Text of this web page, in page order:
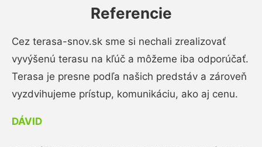
Referencie
Cez terasa-snov.sk sme si nechali zrealizovať
vyvýšenú terasu na kľúč a môžeme iba odporúčať.
Terasa je presne podľa našich predstáv a zároveň
vyzdvihujeme prístup, komunikáciu, ako aj cenu.
DÁVID